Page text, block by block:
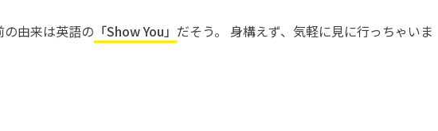
由来は英語の 「Show You」 だそう。 身構えず、気軽に見に行っちゃいま